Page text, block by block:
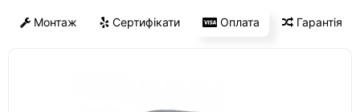
Монтаж Сертифікати Оплата Гарантія